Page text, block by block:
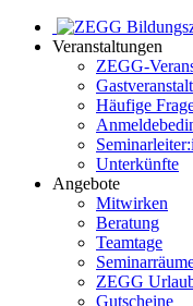
Veranstaltungen
ZEGG-
Häufige
Unterkünfte
Angebote
Mitwirken
Beratung
Teamtage
ZEGG
Gutscheine